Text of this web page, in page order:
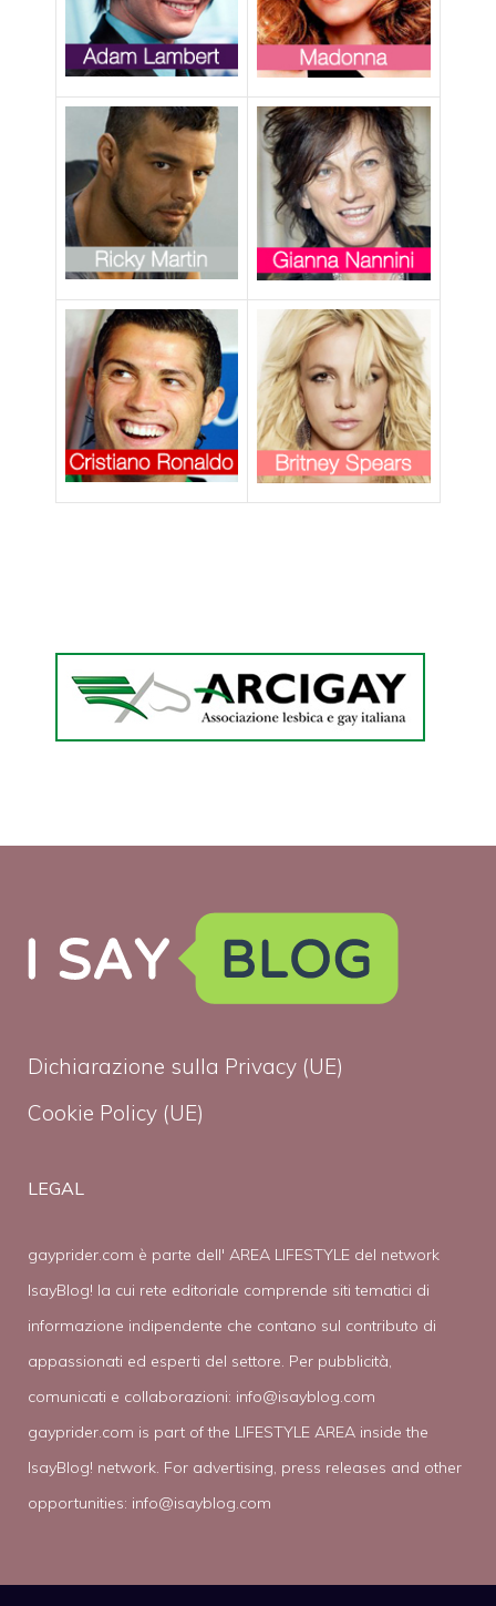
Dichiarazione sulla Privacy (UE)
Cookie Policy (UE)
LEGAL
gayprider.com è parte dell' AREA LIFESTYLE del network
IsayBlog! la cui rete editoriale comprende siti tematici di
informazione indipendente che contano sul contributo di
appassionati ed esperti del settore. Per pubblicità,
comunicati e collaborazioni: info@isayblog.com
gayprider.com is part of the LIFESTYLE AREA inside the
IsayBlog! network. For advertising, press releases and other
opportunities: info@isayblog.com